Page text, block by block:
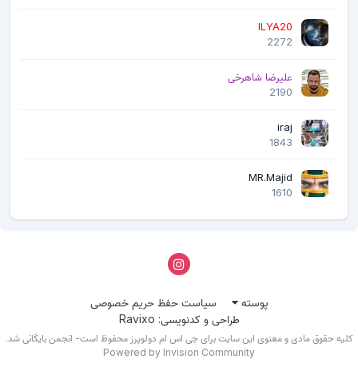
ILYA20
2272
علیرضا شاهرخی
2190
iraj
1843
MR.Majid
1610
پوسته
سیاست حفظ حریم خصوصی
طراحی و کدنویسی: Ravixo
حقوق مادی و معنوی این سایت برای جی اس ام دولوپرز محفوظ است- انجمن بایگانی شد.
Powered by Invision Community